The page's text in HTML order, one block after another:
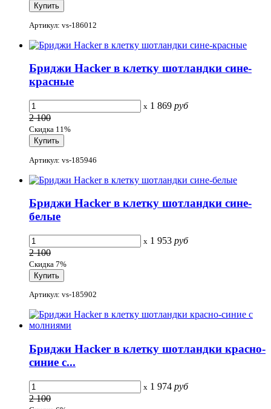
Артикул: vs-186012
Бриджи Hacker в клетку шотландки сине-
красные
x 1 869 руб
2 100
Скидка 11%
Артикул: vs-185946
Бриджи Hacker в клетку шотландки сине-
белые
x 1 953 руб
2 100
Скидка 7%
Артикул: vs-185902
Бриджи Hacker в клетку шотландки красно-
синие с...
x 1 974 руб
2 100